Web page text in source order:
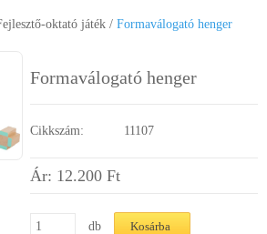
Letöltések
oktató játék / Formaválogató henger
Formaválogató henger
Cikkszám: 11107
Ár: 12.200Ft
db